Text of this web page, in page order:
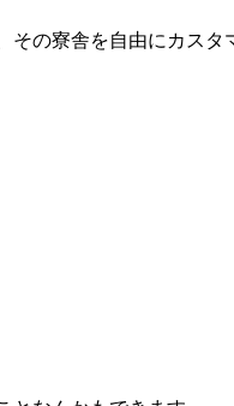
の寮舎を自由にカスタ